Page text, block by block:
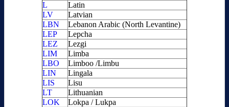
L
Latin
LV
Latvian
LBN
Lebanon Arabic (North Levantine)
LEP
Lepcha
LEZ
Lezgi
LIM
Limba
LBO
Limboo /Limbu
LIN
Lingala
LIS
Lisu
LT
Lithuanian
LOK
Lokpa / Lukpa